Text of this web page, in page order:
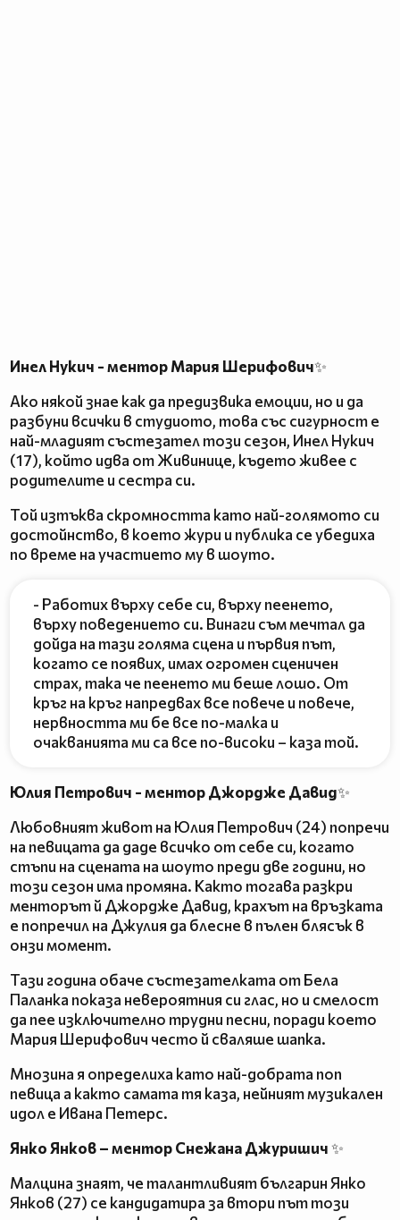
Инел Нукич - ментор Мария Шерифович✨
Ако някой знае как да предизвика емоции, но и да
разбуни всички в студиото, това със сигурност е
най-младият състезател този сезон, Инел Нукич
(17), който идва от Живинице, където живее с
родителите и сестра си.
Той изтъква скромността като най-голямото си
достойнство, в което жури и публика се убедиха
по време на участието му в шоуто.
- Работих върху себе си, върху пеенето,
върху поведението си. Винаги съм мечтал да
дойда на тази голяма сцена и първия път,
когато се появих, имах огромен сценичен
страх, така че пеенето ми беше лошо. От
кръг на кръг напредвах все повече и повече,
нервността ми бе все по-малка и
очакванията ми са все по-високи – каза той.
Юлия Петрович - ментор Джордже Давид✨
Любовният живот на Юлия Петрович (24) попречи
на певицата да даде всичко от себе си, когато
стъпи на сцената на шоуто преди две години, но
този сезон има промяна. Както тогава разкри
менторът й Джордже Давид, крахът на връзката
е попречил на Джулия да блесне в пълен блясък в
онзи момент.
Тази година обаче състезателката от Бела
Паланка показа невероятния си глас, но и смелост
да пее изключително трудни песни, поради което
Мария Шерифович често й сваляше шапка.
Мнозина я определиха като най-добрата поп
певица а както самата тя каза, нейният музикален
идол е Ивана Петерс.
Янко Янков – ментор Снежана Джуришич✨
Малцина знаят, че талантливият българин Янко
Янков (27) се кандидатира за втори път този